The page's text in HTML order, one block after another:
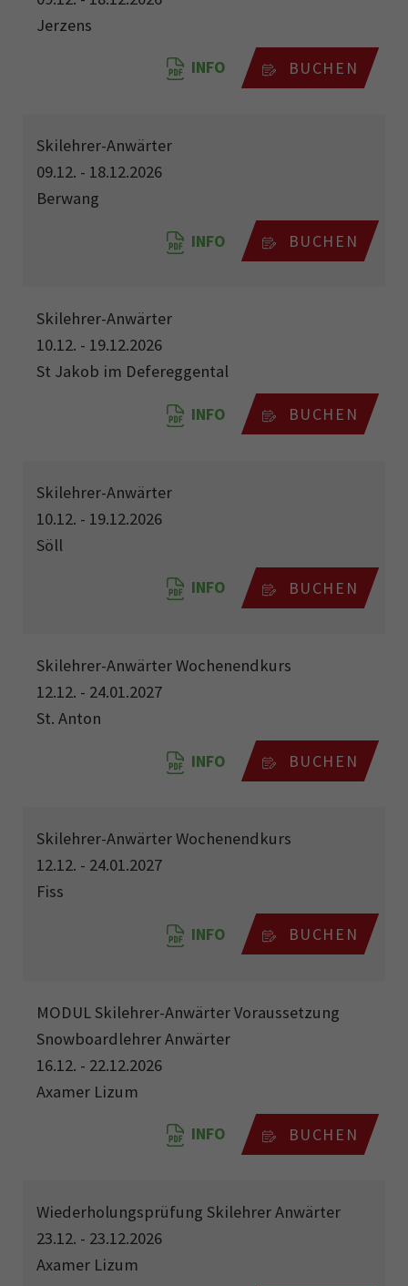
Jerzens
INFO BUCHEN
Skilehrer-Anwärter
09.12. - 18.12.2026
Berwang
INFO BUCHEN
Skilehrer-Anwärter
10.12. - 19.12.2026
St Jakob im Defereggental
INFO BUCHEN
Skilehrer-Anwärter
10.12. - 19.12.2026
Söll
INFO BUCHEN
Skilehrer-Anwärter Wochenendkurs
12.12. - 24.01.2027
St. Anton
INFO BUCHEN
Skilehrer-Anwärter Wochenendkurs
12.12. - 24.01.2027
Fiss
INFO BUCHEN
MODUL Skilehrer-Anwärter Voraussetzung
Snowboardlehrer Anwärter
16.12. - 22.12.2026
Axamer Lizum
INFO BUCHEN
Wiederholungsprüfung Skilehrer Anwärter
23.12. - 23.12.2026
Axamer Lizum